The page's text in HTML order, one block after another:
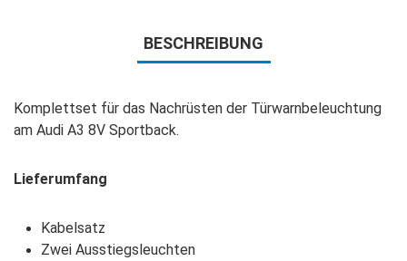
BESCHREIBUNG
Komplettset für das Nachrüsten der Türwarnbeleuchtung
am Audi A3 8V Sportback.
Lieferumfang
Kabelsatz
Zwei Ausstiegsleuchten